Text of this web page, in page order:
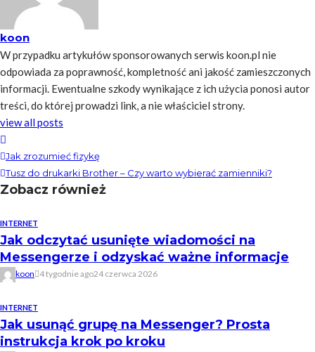
koon
W przypadku artykułów sponsorowanych serwis koon.pl nie
odpowiada za poprawność, kompletność ani jakość zamieszczonych
informacji. Ewentualne szkody wynikające z ich użycia ponosi autor
treści, do której prowadzi link, a nie właściciel strony.
view all posts
Jak zrozumieć fizykę
Tusz do drukarki Brother – Czy warto wybierać zamienniki?
Zobacz również
INTERNET
Jak odczytać usunięte wiadomości na
Messengerze i odzyskać ważne informacje
koon 4 tygodnie ago24 czerwca 2026
INTERNET
Jak usunąć grupę na Messenger? Prosta
instrukcja krok po kroku